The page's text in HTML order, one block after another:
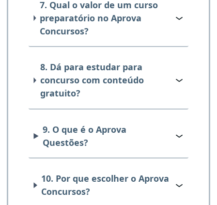
7. Qual o valor de um curso
preparatório no Aprova
Concursos?
8. Dá para estudar para
concurso com conteúdo
gratuito?
9. O que é o Aprova
Questões?
10. Por que escolher o Aprova
Concursos?